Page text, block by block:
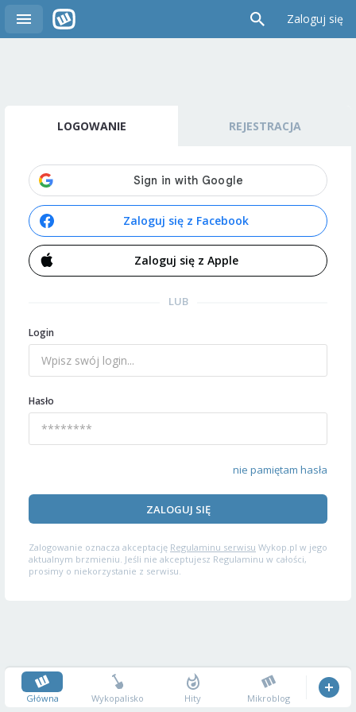
Zaloguj się
LOGOWANIE REJESTRACJA
Zaloguj się z Facebook
Zaloguj się z Apple
LUB
Login
Hasło
nie pamiętam hasła
ZALOGUJ SIĘ
Zalogowanie oznacza akceptację Regulaminu serwisu Wykop.pl w jego
aktualnym brzmieniu. Jeśli nie akceptujesz Regulaminu w całości,
prosimy o niekorzystanie z serwisu.
Główna Wykopalisko Hity Mikroblog